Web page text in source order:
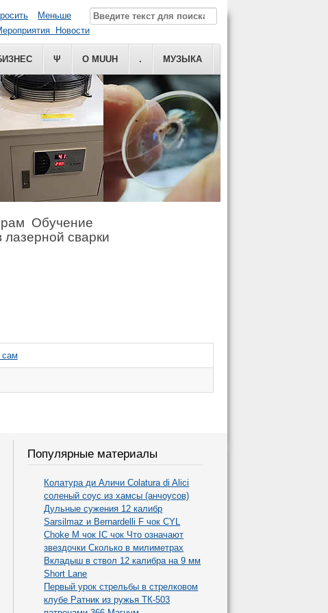
Ψ О MUUH . МУЗЫКА
Обучение
лазерной сварки
Меньше
Новости
сам
Популярные материалы
Колатура ди Аличи Colatura di Alici
соленый соус из хамсы (анчоусов)
Дульные сужения 12 калибр
Sarsilmaz и Bernardelli F чок CYL
Choke M чок IC чок Что означают
звездочки Сколько в милиметрах
Вкладыш в ствол 12 калибра на 9 мм
Short Lane
Первый урок стрельбы в стрелковом
клубе Ратник из ружья ТК-503